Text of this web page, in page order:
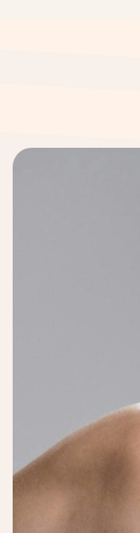
Пак
Ген.
мануальный